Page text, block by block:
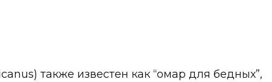
также известен как “омар для бедных”,